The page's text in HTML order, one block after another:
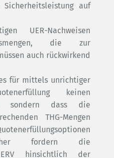
auf
UER-Nachweisen
die zur
auch rückwirkend
für mittels unrichtiger
keinen
sondern dass die
THG-Mengen
fordern die
hinsichtlich der